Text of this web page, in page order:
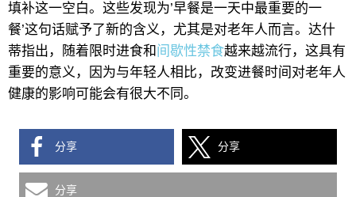
填补这一空白。这些发现为’早餐是一天中最重要的一
餐’这句话赋予了新的含义，尤其是对老年人而言。达什
蒂指出，随着限时进食和 间歇性禁食越来越流行，这具有
重要的意义，因为与年轻人相比，改变进餐时间对老年人
健康的影响可能会有很大不同。
分享 分享
分享